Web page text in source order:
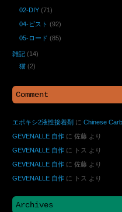
02-DIY(71)
04-ピスト (92)
05-ロード (85)
雑記 (14)
猫(2)
Comment
エポキシ2液性接着剤 にChinese
GEVENALLE 自作 に佐藤 より
GEVENALLE 自作 に トス より
GEVENALLE 自作 に佐藤 より
GEVENALLE 自作 に トス より
Archives